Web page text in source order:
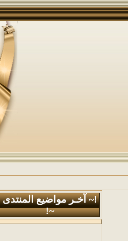
!~ آخـر مواضيع المنتدى
~!